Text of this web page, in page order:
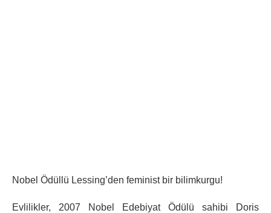
Nobel Ödüllü Lessing’den feminist bir bilimkurgu!
Evlilikler, 2007 Nobel Edebiyat Ödülü sahibi Doris